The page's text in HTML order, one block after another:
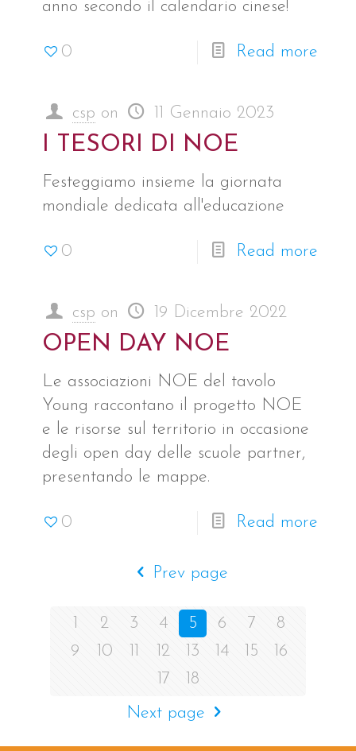
anno secondo il calendario cinese!
0 Read more
csp on 11 Gennaio 2023
I TESORI DI NOE
Festeggiamo insieme la giornata
mondiale dedicata all'educazione
0 Read more
csp on 19 Dicembre 2022
OPEN DAY NOE
Le associazioni NOE del tavolo
Young raccontano il progetto NOE
e le risorse sul territorio in occasione
degli open day delle scuole partner,
presentando le mappe.
0 Read more
Prev page
1 2 3 4 5 6 7
8
9
10 11 12 13 14 15
16
17
18
Next page